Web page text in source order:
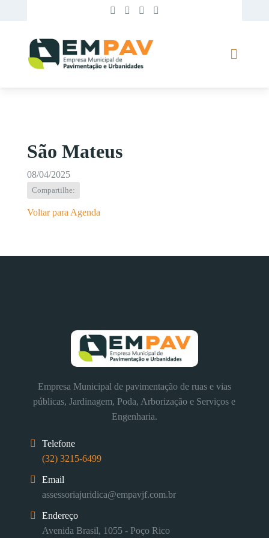
São Mateus
08/04/2025
Compartilhe:
Voltar para Agenda
Empresa Municipal de pavimentação de ruas e vias
públicas, Jardinagem, Poda, Arborização e Serviços e
Engenharia.
Telefone
(32) 3215-6499
Email
assessoriajuridica@empavjf.com.br
Endereço
Avenida Brasil, 1055 - Poço Rico